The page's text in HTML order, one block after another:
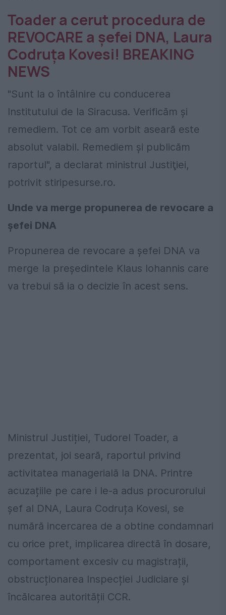
Toader a cerut procedura de
REVOCARE a șefei DNA, Laura
Codruța Kovesi! BREAKING
NEWS
"Sunt la o întâlnire cu conducerea
Institutului de la Siracusa. Verificăm şi
remediem. Tot ce am vorbit aseară este
absolut valabil. Remediem și publicăm
raportul", a declarat ministrul Justiţiei,
potrivit stiripesurse.ro.
Unde va merge propunerea de revocare a
șefei DNA
Propunerea de revocare a șefei DNA va
merge la președintele Klaus Iohannis care
va trebui să ia o decizie în acest sens.
Ministrul Justiției, Tudorel Toader, a
prezentat, joi seară, raportul privind
activitatea managerială la DNA. Printre
acuzațiile pe care i le-a adus procurorului
șef al DNA, Laura Codruța Kovesi, se
numără incercarea de a obtine condamnari
cu orice pret, implicarea directă în dosare,
comportament excesiv cu magistrații,
obstrucționarea Inspecției Judiciare și
încălcarea autorității CCR.